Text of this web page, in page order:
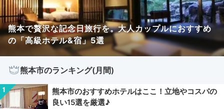
熊本で贅沢な記念日旅行を。大人カップルにおすすめ
の「高級ホテル&宿」5選
熊本市のランキング(月間)
熊本市のおすすめホテルはここ！立地やコスパの
良い15選を厳選♪